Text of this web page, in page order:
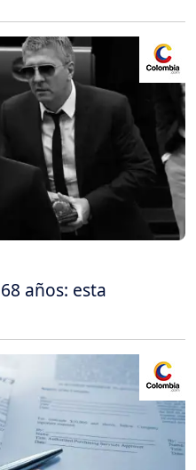
años: esta